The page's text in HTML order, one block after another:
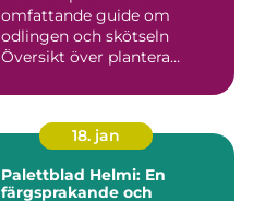
omfattande guide om
odlingen och skötseln
Översikt över plantera
18. jan
Palettblad Helmi: En
färgsprakande och